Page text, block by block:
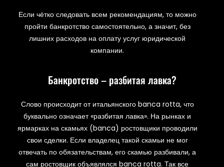
Если чётко следовать всем рекомендациям, то можно
пройти банкротство самостоятельно, а значит, без
лишних расходов на оплату услуг юридической
компании.
Банкротство – разбитая лавка?
Слово происходит от итальянского banca rotta, что
буквально означает «разбитая лавка». На рынках и
ярмарках на скамьях (banca) ростовщики проводили
свои сделки. Если владелец такой скамьи не мог
отвечать по обязательствам, его скамью разбивали, а
сам ростовщик объявлялся banca rotta. Так все